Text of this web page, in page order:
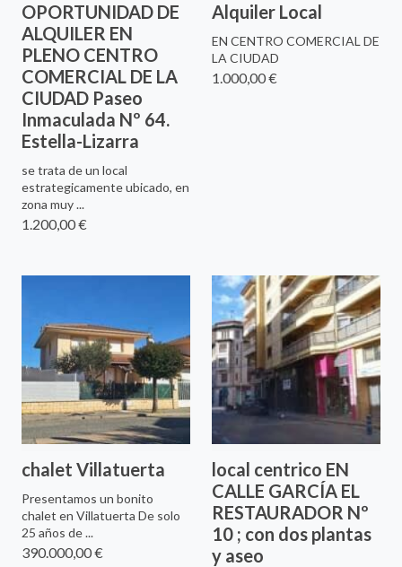
OPORTUNIDAD DE
ALQUILER EN
PLENO CENTRO
COMERCIAL DE LA
CIUDAD Paseo
Inmaculada Nº 64.
Estella-Lizarra
se trata de un local
estrategicamente ubicado, en
zona muy ...
1.200,00 €
Alquiler Local
EN CENTRO COMERCIAL DE
LA CIUDAD
1.000,00 €
chalet Villatuerta
Presentamos un bonito
chalet en Villatuerta De solo
25 años de ...
390.000,00 €
local centrico EN
CALLE GARCÍA EL
RESTAURADOR Nº
10 ; con dos plantas
y aseo